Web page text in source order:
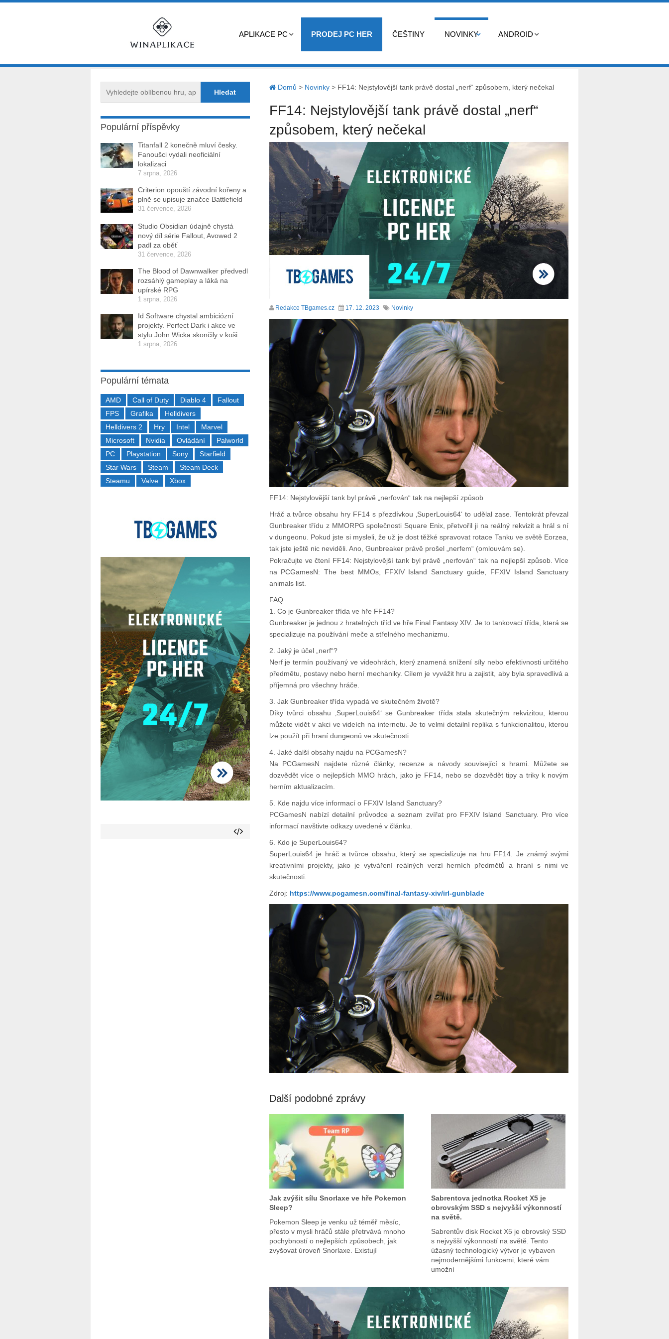
APLIKACE PC PRODEJ PC HER ČEŠTINY NOVINKY ANDROID
Domů > Novinky> FF14: Nejstylovější tank právě dostal „nerf“ způsobem, který nečekal
FF14: Nejstylovější tank právě dostal „nerf“
způsobem, který nečekal
Redakce TBgames.cz 17. 12. 2023 Novinky
FF14: Nejstylovější tank byl právě „nerfován“ tak na nejlepší způsob
Hráč a tvůrce obsahu hry FF14 s přezdívkou ‚SuperLouis64‘ to udělal zase. Tentokrát převzal
Gunbreaker třídu z MMORPG společnosti Square Enix, přetvořil ji na reálný rekvizit a hrál s ní
v dungeonu. Pokud jste si mysleli, že už je dost těžké spravovat rotace Tanku ve světě Eorzea,
tak jste ještě nic neviděli. Ano, Gunbreaker právě prošel „nerfem“ (omlouvám se).
Pokračujte ve čtení FF14: Nejstylovější tank byl právě „nerfován“ tak na nejlepší způsob. Více
na PCGamesN: The best MMOs, FFXIV Island Sanctuary guide, FFXIV Island Sanctuary
animals list.
FAQ:
1. Co je Gunbreaker třída ve hře FF14?
Gunbreaker je jednou z hratelných tříd ve hře Final Fantasy XIV. Je to tankovací třída, která se
specializuje na používání meče a střelného mechanizmu.
2. Jaký je účel „nerf“?
Nerf je termín používaný ve videohrách, který znamená snížení síly nebo efektivnosti určitého
předmětu, postavy nebo herní mechaniky. Cílem je vyvážit hru a zajistit, aby byla spravedlivá a
příjemná pro všechny hráče.
3. Jak Gunbreaker třída vypadá ve skutečném životě?
Díky tvůrci obsahu ‚SuperLouis64‘ se Gunbreaker třída stala skutečným rekvizitou, kterou
můžete vidět v akci ve videích na internetu. Je to velmi detailní replika s funkcionalitou, kterou
lze použít při hraní dungeonů ve skutečnosti.
4. Jaké další obsahy najdu na PCGamesN?
Na PCGamesN najdete různé články, recenze a návody související s hrami. Můžete se
dozvědět více o nejlepších MMO hrách, jako je FF14, nebo se dozvědět tipy a triky k novým
herním aktualizacím.
5. Kde najdu více informací o FFXIV Island Sanctuary?
PCGamesN nabízí detailní průvodce a seznam zvířat pro FFXIV Island Sanctuary. Pro více
informací navštivte odkazy uvedené v článku.
6. Kdo je SuperLouis64?
SuperLouis64 je hráč a tvůrce obsahu, který se specializuje na hru FF14. Je známý svými
kreativními projekty, jako je vytváření reálných verzí herních předmětů a hraní s nimi ve
skutečnosti.
Zdroj: https://www.pcgamesn.com/final-fantasy-xiv/irl-gunblade
Další podobné zprávy
Jak zvýšit sílu Snorlaxe ve hře Pokemon
Sleep?
Pokemon Sleep je venku už téměř měsíc,
přesto v mysli hráčů stále přetrvává mnoho
pochybností o nejlepších způsobech, jak
zvyšovat úroveň Snorlaxe. Existují
Sabrentova jednotka Rocket X5 je
obrovským SSD s nejvyšší výkonností
na světě.
Sabrentův disk Rocket X5 je obrovský SSD
s nejvyšší výkonností na světě. Tento
úžasný technologický výtvor je vybaven
nejmodernějšími funkcemi, které vám
umožní
Populární příspěvky
Titanfall 2 konečně mluví česky.
Fanoušci vydali neoficiální
lokalizaci
7 srpna, 2026
Criterion opouští závodní kořeny a
plně se upisuje značce Battlefield
31 července, 2026
Studio Obsidian údajně chystá
nový díl série Fallout, Avowed 2
padl za oběť
31 července, 2026
The Blood of Dawnwalker předvedl
rozsáhlý gameplay a láká na
upírské RPG
1 srpna, 2026
Id Software chystal ambiciózní
projekty. Perfect Dark i akce ve
stylu John Wicka skončily v koši
1 srpna, 2026
Populární témata
AMD Call of Duty Diablo 4
Fallout
FPS
Grafika
Helldivers
Helldivers 2
Hry Intel
Marvel
Microsoft
Nvidia Ovládání
Palworld
PC
Playstation Sony
Starfield
Star Wars
Steam
Steam Deck
Steamu
Valve Xbox